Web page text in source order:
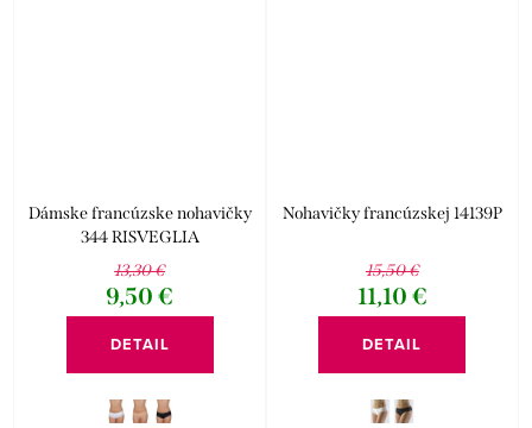
Dámske francúzske nohavičky
344 RISVEGLIA
13,30 €
9,50 €
DETAIL
Nohavičky francúzskej 14139P
15,50 €
11,10 €
DETAIL